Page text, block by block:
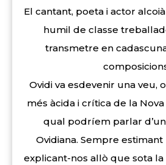
El cantant, poeta i actor
humil de classe
transmetre en
Ovidi va esdevenir una veu,
més àcida i crítica de la
qual podríem parlar
Ovidiana. Sempre
explicant-nos allò que sota la